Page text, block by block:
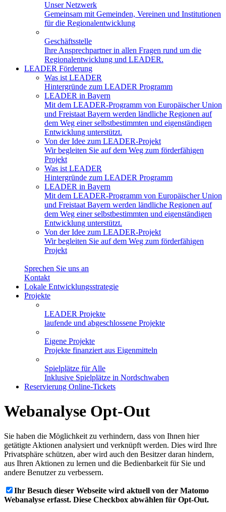
Unser Netzwerk
Gemeinsam mit Gemeinden, Vereinen und Institutionen
für die Regionalentwicklung
Geschäftsstelle
Ihre Ansprechpartner in allen Fragen rund um die
Regionalentwicklung und LEADER.
LEADER Förderung
Was ist LEADER
Hintergründe zum LEADER Programm
LEADER in Bayern
Mit dem LEADER-Programm von Europäischer Union
und Freistaat Bayern werden ländliche Regionen auf
dem Weg einer selbstbestimmten und eigenständigen
Entwicklung unterstützt.
Von der Idee zum LEADER-Projekt
Wir begleiten Sie auf dem Weg zum förderfähigen
Projekt
Was ist LEADER
Hintergründe zum LEADER Programm
LEADER in Bayern
Mit dem LEADER-Programm von Europäischer Union
und Freistaat Bayern werden ländliche Regionen auf
dem Weg einer selbstbestimmten und eigenständigen
Entwicklung unterstützt.
Von der Idee zum LEADER-Projekt
Wir begleiten Sie auf dem Weg zum förderfähigen
Projekt
Sprechen Sie uns an
Kontakt
Lokale Entwicklungsstrategie
Projekte
LEADER Projekte
laufende und abgeschlossene Projekte
Eigene Projekte
Projekte finanziert aus Eigenmitteln
Spielplätze für Alle
Inklusive Spielplätze in Nordschwaben
Reservierung Online-Tickets
Webanalyse Opt-Out
Sie haben die Möglichkeit zu verhindern, dass von Ihnen hier
getätigte Aktionen analysiert und verknüpft werden. Dies wird Ihre
Privatsphäre schützen, aber wird auch den Besitzer daran hindern,
aus Ihren Aktionen zu lernen und die Bedienbarkeit für Sie und
andere Benutzer zu verbessern.
Ihr Besuch dieser Webseite wird aktuell von der Matomo
Webanalyse erfasst. Diese Checkbox abwählen für Opt-Out.